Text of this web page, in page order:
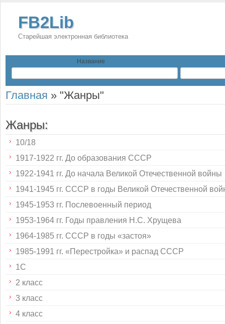
FB2Lib
Старейшая электронная библиотека
Название
Главная » "Жанры"
Жанры:
10/18
1917-1922 гг. До образования СССР
1922-1941 гг. До начала Великой Отечественной войны
1941-1945 гг. СССР в годы Великой Отечественной
1945-1953 гг. Послевоенный период
1953-1964 гг. Годы правления Н.С. Хрущева
1964-1985 гг. СССР в годы «застоя»
1985-1991 гг. «Перестройка» и распад СССР
1С
2 класс
3 класс
4 класс